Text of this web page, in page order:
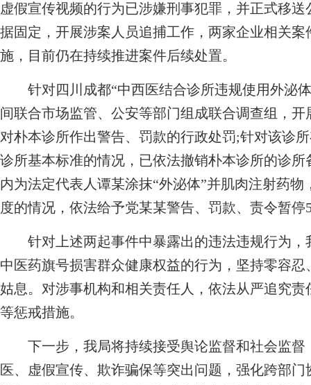
虚假宣传视频的行为已涉嫌刑事犯罪，并正式移
据固定，开展涉案人员追捕工作，两家企业相关
施，目前仍在持续推进案件后续处置。
针对四川成都“中西医结合诊所违规使用外泌体
间联合市场监管、公安等部门组成联合调查组，
对朴本诊所作出警告、罚款的行政处罚;针对该诊
诊所基本标准的情况，已依法撤销朴本诊所的诊
内为法定代表人谭某涂抹“外泌体”并肌肉注射药
度的情况，依法给予党某某警告、罚款、责令暂
针对上述两起事件中暴露出的违法违规行为，
中医药旗号损害群众健康权益的行为，坚持零容
姑息。对涉事机构和相关责任人，依法从严追究
等惩戒措施。
下一步，我局将持续接受舆论监督和社会监督
医、虚假宣传、欺诈骗保等突出问题，强化跨部